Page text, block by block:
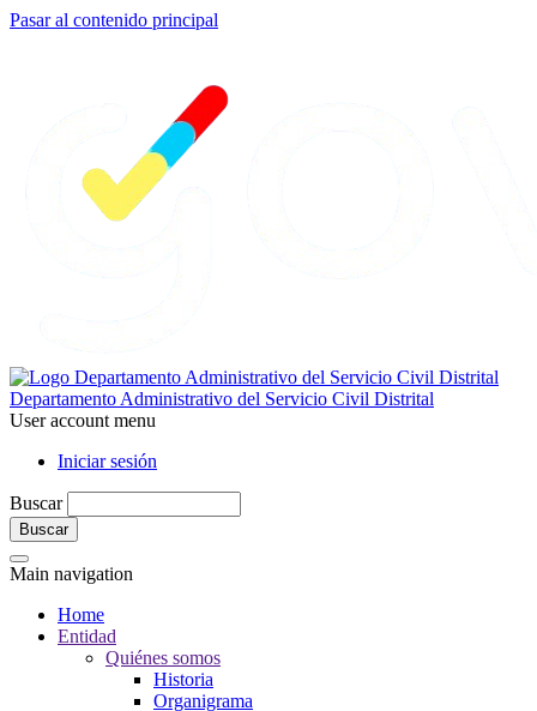
Pasar al contenido principal
Departamento Administrativo del Servicio Civil Distrital
User account menu
Iniciar sesión
Buscar
Main navigation
Home
Entidad
Quiénes somos
Historia
Organigrama